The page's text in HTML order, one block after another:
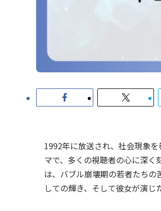
1992年に放送され、社会現象
マで、多くの視聴者の心に深
は、バブル崩壊期の若者たち
しての輝き、そして彼女が演じ